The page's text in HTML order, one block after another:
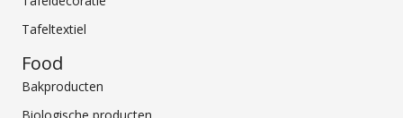
Tafeltextiel
Food
Bakproducten